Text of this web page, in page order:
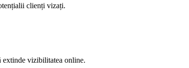
clienți vizați.
extinde vizibilitatea online.